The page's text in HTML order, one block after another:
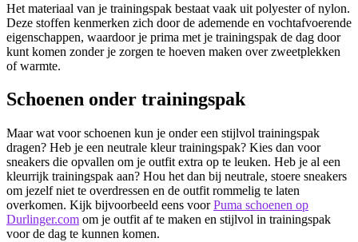
Het materiaal van je trainingspak bestaat vaak uit polyester of nylon.
Deze stoffen kenmerken zich door de ademende en vochtafvoerende
eigenschappen, waardoor je prima met je trainingspak de dag door
kunt komen zonder je zorgen te hoeven maken over zweetplekken
of warmte.
Schoenen onder trainingspak
Maar wat voor schoenen kun je onder een stijlvol trainingspak
dragen? Heb je een neutrale kleur trainingspak? Kies dan voor
sneakers die opvallen om je outfit extra op te leuken. Heb je al een
kleurrijk trainingspak aan? Hou het dan bij neutrale, stoere sneakers
om jezelf niet te overdressen en de outfit rommelig te laten
overkomen. Kijk bijvoorbeeld eens voorPuma schoenen op
Durlinger.com om je outfit af te maken en stijlvol in trainingspak
voor de dag te kunnen komen.